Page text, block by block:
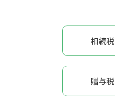
相続税
贈与税